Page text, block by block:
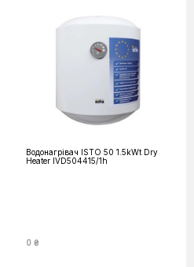
Водонагрівач ISTO 50 1.5kWt Dry
Heater IVD504415/1h
0 ₴